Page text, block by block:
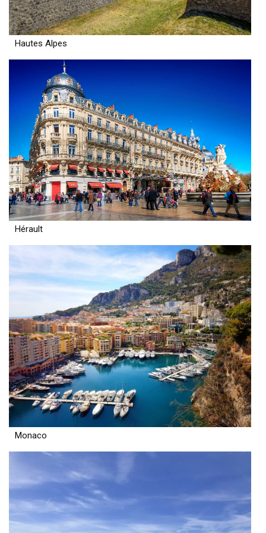
Hautes Alpes
Hérault
Monaco